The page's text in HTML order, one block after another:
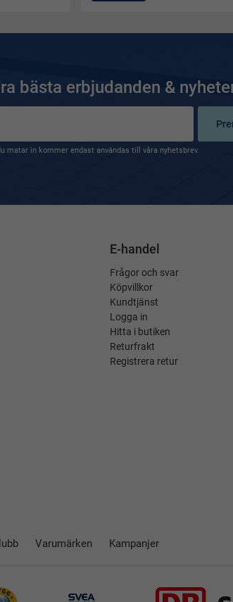
bästa erbjudanden &
matar in kommer endast användas till våra nyhetsbrev.
E-handel
Frågor och svar
Köpvillkor
Kundtjänst
Logga in
Hitta i butiken
Returfrakt
Registrera retur
Varumärken Kampanjer